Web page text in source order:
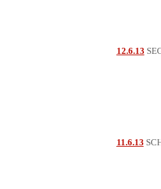
12.6.13
11.6.13